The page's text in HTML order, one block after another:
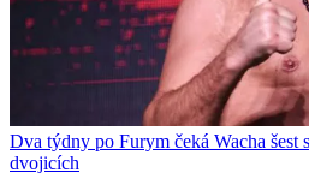
Dva týdny po Furym čeká Wacha šest
dvojicích